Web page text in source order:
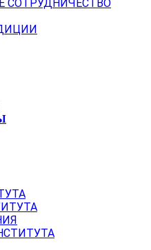
СОТРУДНИЧЕСТВО